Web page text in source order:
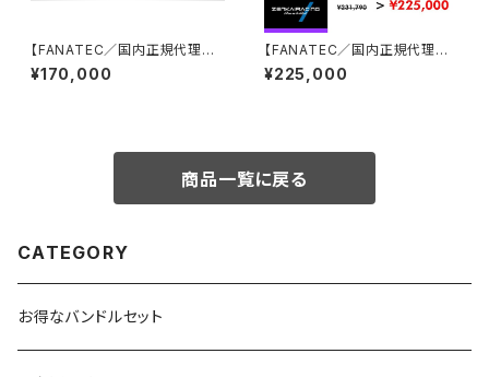
【FANATEC／国内正規代理店】
Podium DD（25Nmダイレクト
ドライブモーターベース）
¥170,000
【FANATEC／国内正規代理店】
ClubSport F1オリジナルスター
トバンドルセット
¥225,000
商品一覧に戻る
CATEGORY
お得なバンドルセット